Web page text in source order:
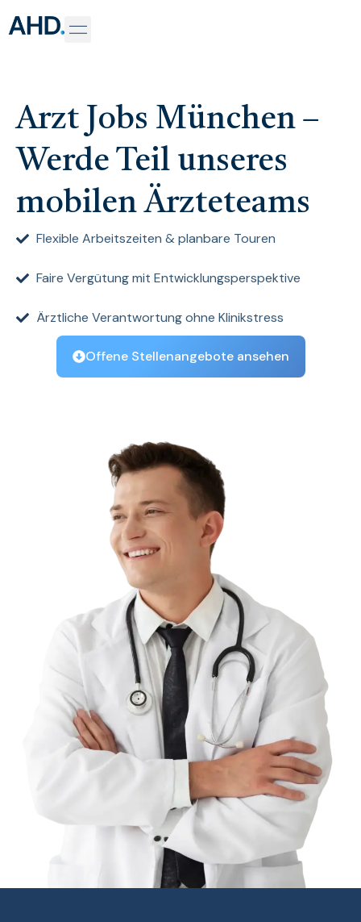
Arzt Jobs München –
Werde Teil unseres
mobilen Ärzteteams
Flexible Arbeitszeiten & planbare Touren
Faire Vergütung mit Entwicklungsperspektive
Ärztliche Verantwortung ohne Klinikstress
Offene Stellenangebote ansehen